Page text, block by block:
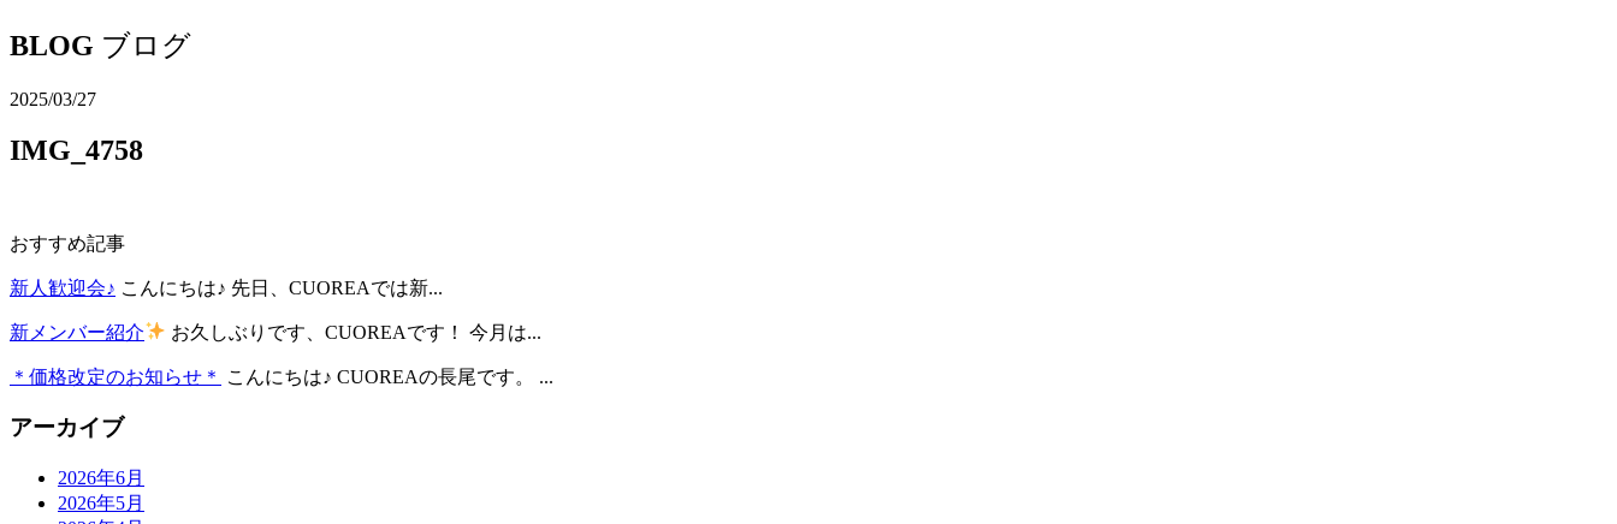
BLOG ブログ
2025/03/27
IMG_4758
おすすめ記事
新人歓迎会♪ こんにちは♪ 先日、CUOREAでは新...
新メンバー紹介 お久しぶりです、CUOREAです！ 今月は...
＊価格改定のお知らせ＊ こんにちは♪ CUOREAの長尾です。 ...
アーカイブ
2026年6月
2026年5月